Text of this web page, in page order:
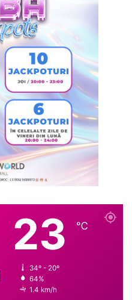
23 ℃
34º - 20º
64%
1.4 km/h